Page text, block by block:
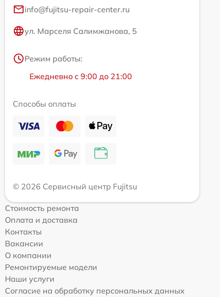
info@fujitsu-repair-center.ru
ул. Марселя Салимжанова, 5
Режим работы:
Ежедневно с 9:00 до 21:00
Способы оплаты
© 2026 Сервисный центр Fujitsu
Стоимость ремонта
Оплата и доставка
Контакты
Вакансии
О компании
Ремонтируемые модели
Наши услуги
Согласие на обработку персональных данных